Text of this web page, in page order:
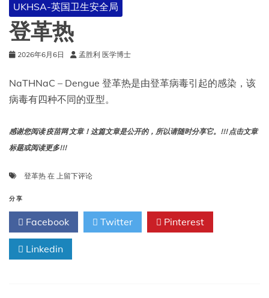
UKHSA-英国卫生安全局
登革热
2026年6月6日 孟胜利 医学博士
NaTHNaC – Dengue 登革热是由登革病毒引起的感染，该
病毒有四种不同的亚型。
感谢您阅读 疫苗网 文章！这篇文章是公开的，所以请随时分享它。!!! 点击文章
标题或阅读更多!!!
登革热 在 登
上留下评论
分享
Facebook Twitter Pinterest
Linkedin